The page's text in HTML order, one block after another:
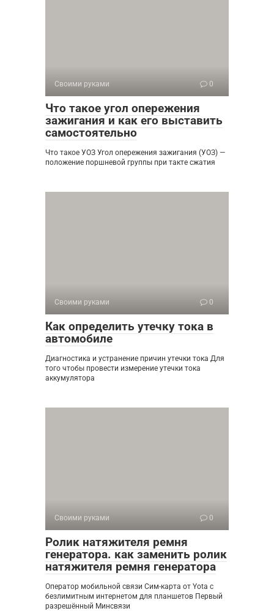
Своими руками 0
Что такое угол опережения
зажигания и как его выставить
самостоятельно
Что такое УОЗ Угол опережения зажигания (УОЗ) —
положение поршневой группы при такте сжатия
Своими руками 0
Как определить утечку тока в
автомобиле
Диагностика и устранение причин утечки тока Для
того чтобы провести измерение утечки тока
аккумулятора
Своими руками 0
Ролик натяжителя ремня
генератора. как заменить ролик
натяжителя ремня генератора
Оператор мобильной связи Сим-карта от Yota с
безлимитным интернетом для планшетов Первый
разрешённый Минсвязи